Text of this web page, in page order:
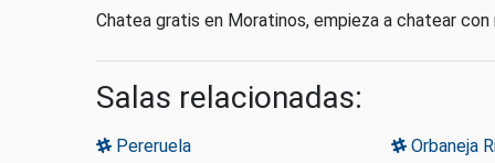
Chatea gratis en Moratinos, empieza a chatear
Salas relacionadas:
Pereruela Orbaneja